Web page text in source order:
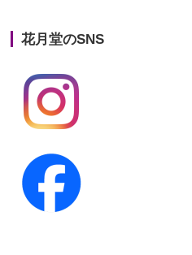
第20回人形供養祭
第19回人形供養祭
第18回人形供養祭
第16回人形供養祭
第15回人形供養祭
花月堂のSNS